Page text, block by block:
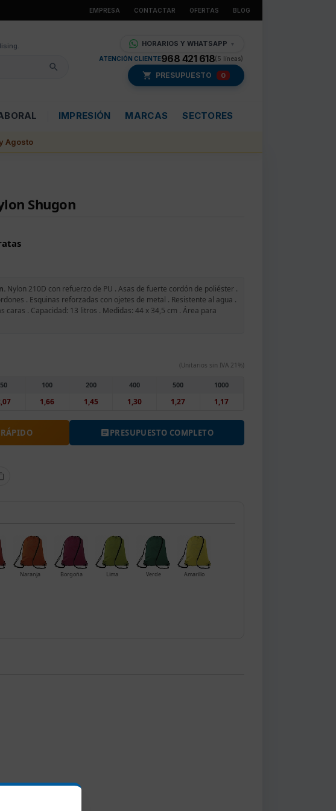
EMPRESA CONTACTAR OFERTAS BLOG
HORARIOS Y WHATSAPP ▼
ATENCIÓN CLIENTE968 421 618(5 líneas)
PRESUPUESTO 0
IMPRESIÓN MARCAS SECTORES
Agosto
Shugon
Nylon 210D con refuerzo de PU . Asas de fuerte cordón de poliéster .
. Esquinas reforzadas con ojetes de metal . Resistente al agua .
caras . Capacidad: 13 litros . Medidas: 44 x 34,5 cm . Área para
(Unitarios sin IVA 21%)
50 100
1,66
200
1,45
400
1,30
500
1,27
1000
1,17
RÁPIDO PRESUPUESTO COMPLETO
Naranja Borgoña Lima Verde Amarillo